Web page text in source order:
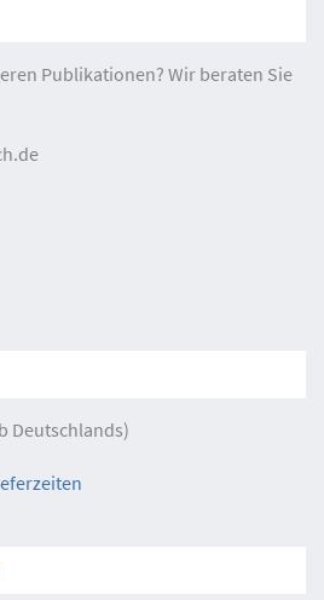
Publikationen? Wir beraten Sie
Deutschlands)